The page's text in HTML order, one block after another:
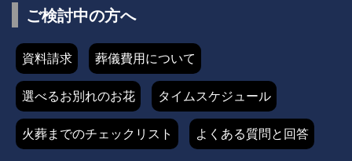
ご検討中の方へ
資料請求 葬儀費用について
選べるお別れのお花 タイムスケジュール
火葬までのチェックリスト よくある質問と回答